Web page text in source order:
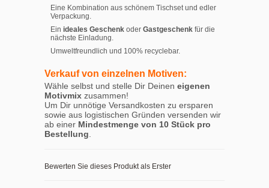
Eine Kombination aus schönem Tischset und edler
Verpackung.
Ein ideales Geschenk oder Gastgeschenk für die
nächste Einladung.
Umweltfreundlich und 100% recyclebar.
Verkauf von einzelnen Motiven:
Wähle selbst und stelle Dir Deinen eigenen
Motivmix zusammen!
Um Dir unnötige Versandkosten zu ersparen
sowie aus logistischen Gründen versenden wir
ab einer Mindestmenge von 10 Stück pro
Bestellung.
Bewerten Sie dieses Produkt als Erster